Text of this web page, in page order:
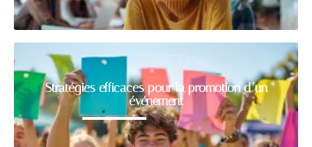
Stratégies efficaces pour la promotion d’un
événement